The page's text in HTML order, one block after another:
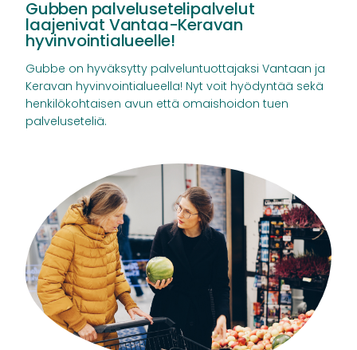
Gubben palvelusetelipalvelut
laajenivat Vantaa-Keravan
hyvinvointialueelle!
Gubbe on hyväksytty palveluntuottajaksi Vantaan ja
Keravan hyvinvointialueella! Nyt voit hyödyntää sekä
henkilökohtaisen avun että omaishoidon tuen
palveluseteliä.